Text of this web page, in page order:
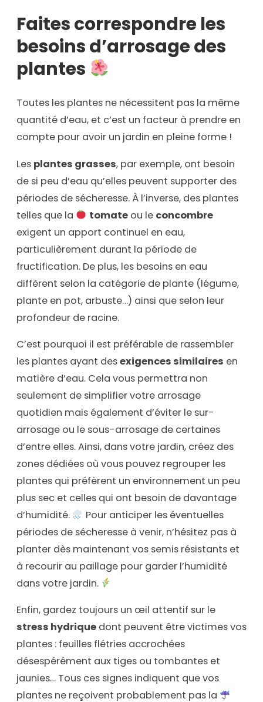
Faites correspondre les
besoins d’arrosage des
plantes
Toutes les plantes ne nécessitent pas la même
quantité d’eau, et c’est un facteur à prendre en
compte pour avoir un jardin en pleine forme !
Les plantes grasses, par exemple, ont besoin
de si peu d’eau qu’elles peuvent supporter des
périodes de sécheresse. À l’inverse, des plantes
telles que la
tomateou le concombre
exigent un apport continuel en eau,
particulièrement durant la période de
fructification. De plus, les besoins en eau
diffèrent selon la catégorie de plante (légume,
plante en pot, arbuste…) ainsi que selon leur
profondeur de racine.
C’est pourquoi il est préférable de rassembler
les plantes ayant desexigences similaires en
matière d’eau. Cela vous permettra non
seulement de simplifier votre arrosage
quotidien mais également d’éviter le sur-
arrosage ou le sous-arrosage de certaines
d’entre elles. Ainsi, dans votre jardin, créez des
zones dédiées où vous pouvez regrouper les
plantes qui préfèrent un environnement un peu
plus sec et celles qui ont besoin de davantage
d’humidité.
Pour anticiper les éventuelles
périodes de sécheresse à venir, n’hésitez pas à
planter dès maintenant vos semis résistants et
à recourir au paillage pour garder l’humidité
dans votre jardin.
Enfin, gardez toujours un œil attentif sur le
stress hydrique dont peuvent être victimes vos
plantes : feuilles flétries accrochées
désespérément aux tiges ou tombantes et
jaunies… Tous ces signes indiquent que vos
plantes ne reçoivent probablement pas la